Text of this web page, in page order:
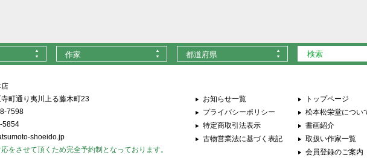
作家 都道府県
町通り夷川上る藤木町23
7598
5854
shoeido.jp
をさせて頂くため完全予約制となっております。
お知らせ一覧
プライバシーポリシー
特定商取引法表示
古物営業法に基づく表記
トップページ
松本松栄堂につい
書画紹介
取扱い作家一覧
会員登録のご案内